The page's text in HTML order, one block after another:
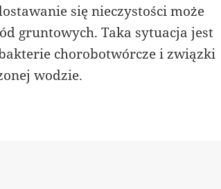
się nieczystości może
gruntowych. Taka sytuacja jest
chorobotwórcze i związki
wodzie.